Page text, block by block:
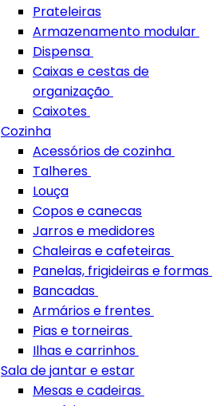
Prateleiras
Armazenamento modular
Dispensa
Caixas e cestas de
organização
Caixotes
Cozinha
Acessórios de cozinha
Talheres
Louça
Copos e canecas
Jarros e medidores
Chaleiras e cafeteiras
Panelas, frigideiras e formas
Bancadas
Armários e frentes
Pias e torneiras
Ilhas e carrinhos
Sala de jantar e estar
Mesas e cadeiras